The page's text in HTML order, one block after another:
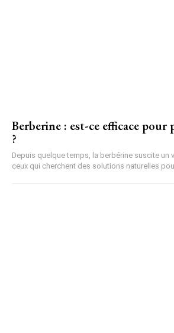
Berberine : est-ce efficace pour
?
Depuis quelque temps, la berbérine suscite un
ceux qui cherchent des solutions naturelles